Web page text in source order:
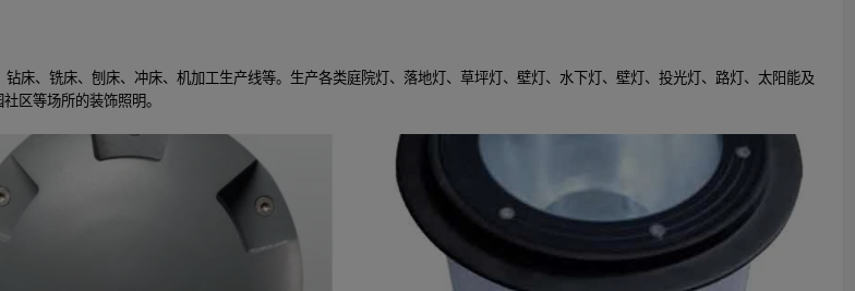
床、铣床、刨床、冲床、机加工生产线等。生产各类庭院灯、落地灯、草坪灯、壁灯、水下灯、壁灯、投光灯、路灯、太阳能及
区等场所的装饰照明。